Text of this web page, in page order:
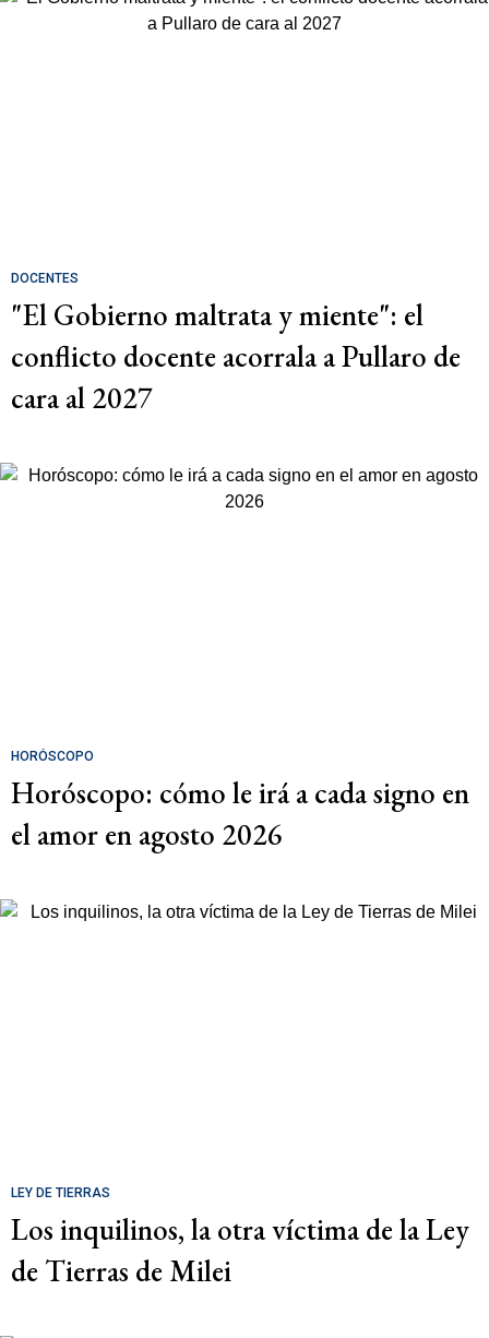
DOCENTES
"El Gobierno maltrata y miente": el
conflicto docente acorrala a Pullaro de
cara al 2027
HORÓSCOPO
Horóscopo: cómo le irá a cada signo en
el amor en agosto 2026
LEY DE TIERRAS
Los inquilinos, la otra víctima de la Ley
de Tierras de Milei